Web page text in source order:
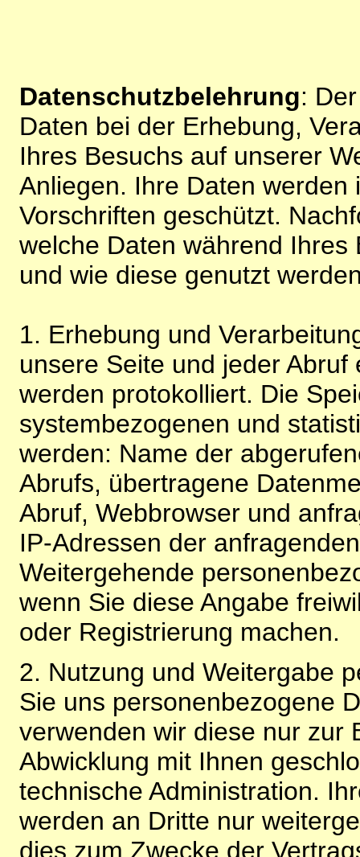
Datenschutzbelehrung:
Daten bei der Erhebung,
Ihres Besuchs auf unserer
Anliegen. Ihre Daten
Vorschriften geschützt.
welche Daten während
und wie diese genutzt
1. Erhebung und
unsere Seite und jeder
werden protokolliert. Die
systembezogenen und
werden: Name der
Abrufs, übertragene
Abruf, Webbrowser und
IP-Adressen der
Weitergehende
wenn Sie diese Angabe
oder Registrierung machen.
2. Nutzung und Weitergabe
Sie uns personenbezogene
verwenden wir diese nur zur
Abwicklung mit Ihnen
technische Administration.
werden an Dritte nur
dies zum Zwecke der